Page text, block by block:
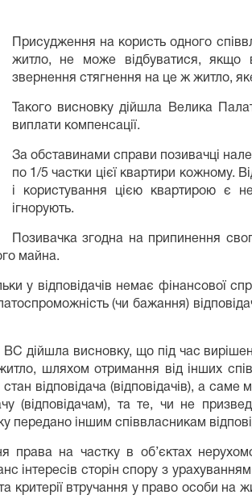
Присудження на користь одного
житло, не може відбуватися, якщо
звернення стягнення на це ж житло,
Такого висновку дійшла Велика
виплати компенсації.
За обставинами справи позивачці
по 1/5 частки цієї квартири кожному.
і користування цією квартирою є
ігнорують.
Позивачка згодна на припинення
майна.
у відповідачів немає фінансової
(чи бажання)
дійшла висновку, що під час
шляхом отримання від інших
відповідача (відповідачів), а саме
(відповідачам), та те, чи не
передано іншим співвласникам
права на частку в об’єктах
інтересів сторін спору з
критерії втручання у право особи на